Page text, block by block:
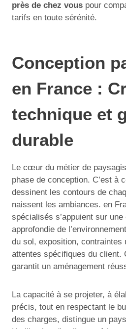
près de chez vous pour
tarifs en toute sérénité.
Conception
en France :
technique et
durable
Le cœur du métier de
phase de conception. C’est à
dessinent les contours de
naissent les ambiances. en
spécialisés s’appuient sur
approfondie de
du sol, exposition, contraintes
attentes spécifiques du client.
garantit un aménagement
La capacité à se projeter, à
précis, tout en respectant le
des charges, distingue un